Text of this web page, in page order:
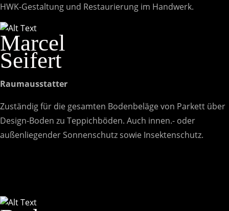
HWK-Gestaltung und Restaurierung im Handwerk.
Marcel
Seifert
Raumausstatter
Zuständig für die gesamten Bodenbeläge von Parkett über
Design-Boden zu Teppichböden. Auch innen.- oder
außenliegender Sonnenschutz sowie Insektenschutz.